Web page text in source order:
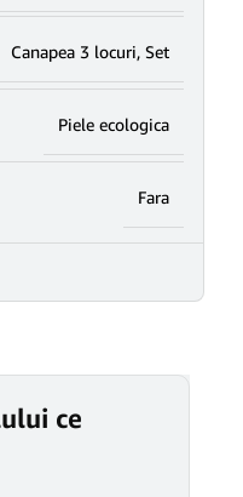
Canapea 3 locuri, Set
Piele ecologica
Fara
ce